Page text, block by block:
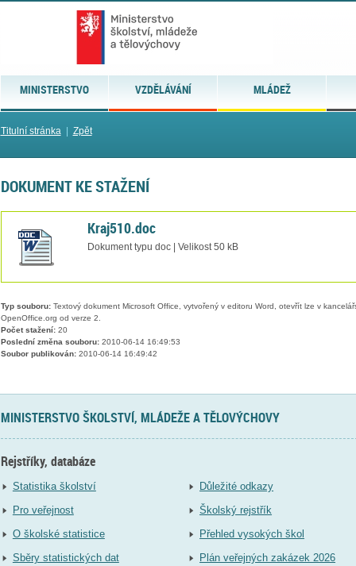
MINISTERSTVO VZDĚLÁVÁNÍ MLÁDEŽ
Titulní stránka| Zpět
DOKUMENT KE STAŽENÍ
Kraj510.doc
Dokument typu doc | Velikost 50 kB
Typ souboru:Textový dokument Microsoft Office, vytvořený v editoru Word, otevřít lze v
OpenOffice.org od verze 2.
Počet stažení:20
Poslední změna souboru:2010-06-14 16:49:53
Soubor publikován:2010-06-14 16:49:42
MINISTERSTVO ŠKOLSTVÍ, MLÁDEŽE A TĚLOVÝCHOVY
Rejstříky, databáze
Statistika školství
Pro veřejnost
O školské statistice
Sběry statistických dat
Důležité odkazy
Školský rejstřík
Přehled vysokých škol
Plán veřejných zakázek 2026